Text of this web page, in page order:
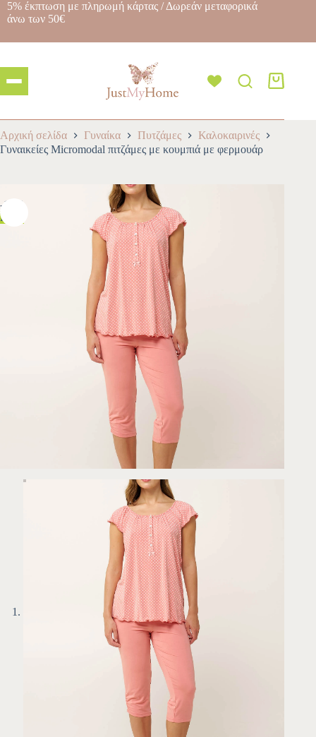
5% έκπτωση με πληρωμή κάρτας / Δωρεάν μεταφορικά
άνω των 50€
Αρχική σελίδα Γυναίκα Πυτζάμες
Καλοκαιρινές
Γυναικείες Micromodal πιτζάμες με κουμπιά με φερμουάρ
-10%
HOT